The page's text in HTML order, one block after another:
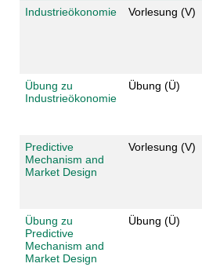
Industrieökonomie Vorlesung (V)
Übung zu
Industrieökonomie
Übung (Ü)
Predictive
Mechanism and
Market Design
Vorlesung (V)
Übung zu
Predictive
Mechanism and
Market Design
Übung (Ü)